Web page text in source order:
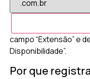
campo “Extensão” e
Disponibilidade”.
Por que